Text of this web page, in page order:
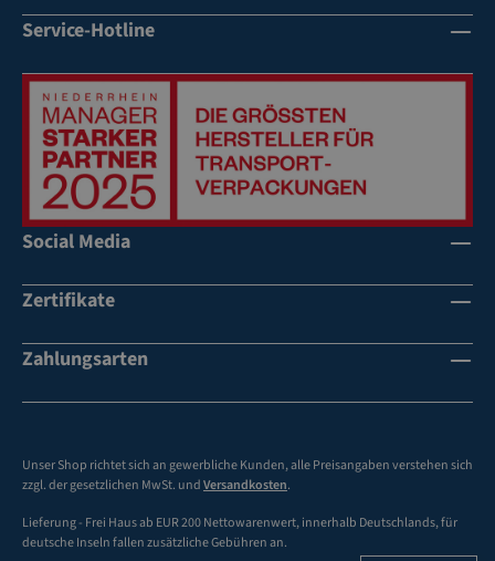
Service-Hotline
Social Media
Zertifikate
Zahlungsarten
Unser Shop richtet sich an gewerbliche Kunden, alle Preisangaben verstehen sich
zzgl. der gesetzlichen MwSt. undVersandkosten.
Lieferung - Frei Haus ab EUR 200 Nettowarenwert, innerhalb Deutschlands, für
deutsche Inseln fallen zusätzliche Gebühren an.